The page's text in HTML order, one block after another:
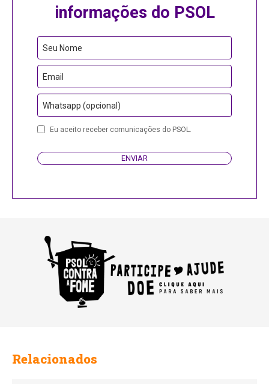
informações do PSOL
Seu Nome
Email
Whatsapp (opcional)
Eu aceito receber comunicações do PSOL.
ENVIAR
Relacionados